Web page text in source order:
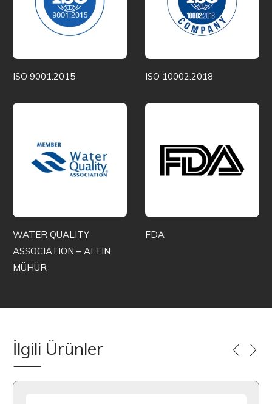
ISO 9001:2015 ISO 10002:2018
WATER QUALITY
ASSOCIATION – ALTIN
MÜHÜR
FDA
İlgili Ürünler